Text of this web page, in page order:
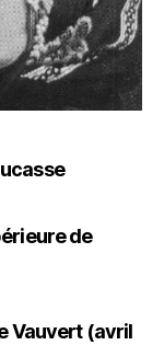
de
Vauvert (avril